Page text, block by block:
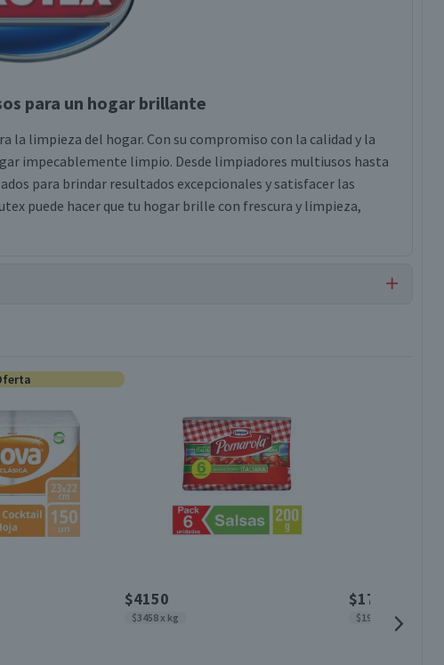
para un hogar brillante
la limpieza del hogar. Con su compromiso con la calidad y la
impecablemente limpio. Desde limpiadores multiusos hasta
para brindar resultados excepcionales y satisfacer las
puede hacer que tu hogar brille con frescura y limpieza,
Conservar en un lugar fresco y seco
Plástico
$4150
$3458 x kg
$1790
$1989 x lt